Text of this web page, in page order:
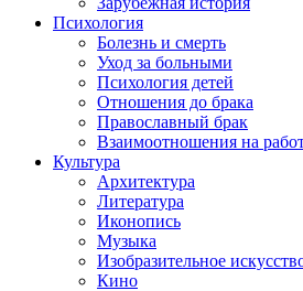
Психология
Болезнь и смерть
Уход за больными
Психология детей
Отношения до брака
Православный брак
Взаимоотношения на
Культура
Архитектура
Литература
Иконопись
Музыка
Изобразительное
Кино